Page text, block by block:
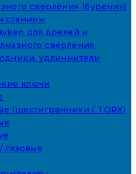
сверления (бурения)
станины
для дрелей и
сверления
удлиннители
ключи
(шестигранники / TORX)
газовые